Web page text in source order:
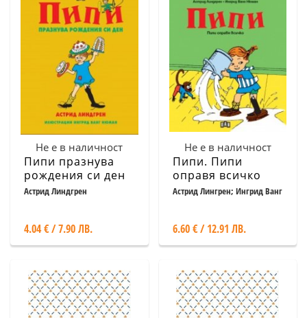
Не е в наличност
Пипи празнува
рождения си ден
Астрид Линдгрен
4.04 € / 7.90 ЛВ.
Не е в наличност
Пипи. Пипи
оправя всичко
Астрид Лингрен; Ингрид Ванг
6.60 € / 12.91 ЛВ.